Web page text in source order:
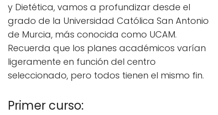
y Dietética, vamos a profundizar desde el
grado de la Universidad Católica San Antonio
de Murcia, más conocida como UCAM.
Recuerda que los planes académicos varían
ligeramente en función del centro
seleccionado, pero todos tienen el mismo fin.
Primer curso: